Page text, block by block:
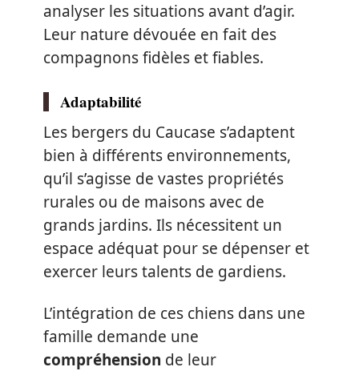
analyser les situations avant d’agir.
Leur nature dévouée en fait des
compagnons fidèles et fiables.
Adaptabilité
Les bergers du Caucase s’adaptent
bien à différents environnements,
qu’il s’agisse de vastes propriétés
rurales ou de maisons avec de
grands jardins. Ils nécessitent un
espace adéquat pour se dépenser et
exercer leurs talents de gardiens.
L’intégration de ces chiens dans une
famille demande une
compréhension de leur